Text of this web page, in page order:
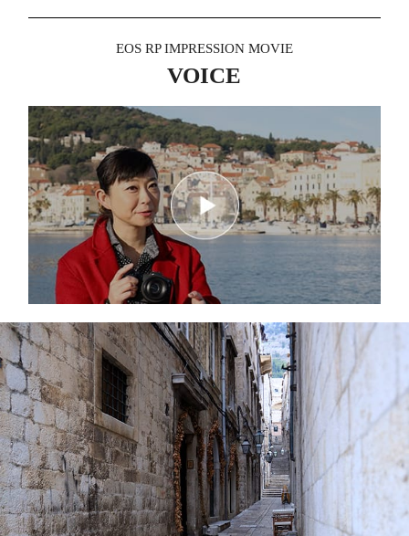
EOS RP IMPRESSION MOVIE
VOICE